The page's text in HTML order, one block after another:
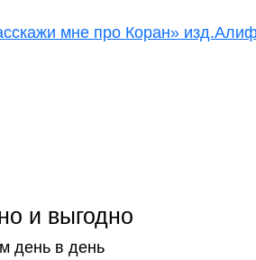
мне про Коран»
и выгодно
день в день